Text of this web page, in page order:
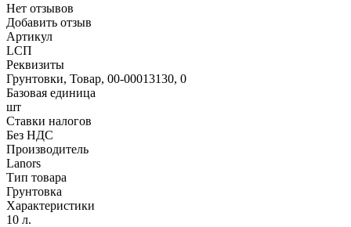
Нет отзывов
Добавить отзыв
Артикул
LСП
Реквизиты
Грунтовки, Товар, 00-00013130, 0
Базовая единица
шт
Ставки налогов
Без НДС
Производитель
Lanors
Тип товара
Грунтовка
Характеристики
10 л.